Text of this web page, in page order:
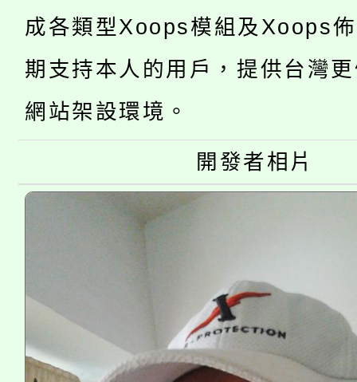
車」活動
桃園市115學年度學生
生本土語及新住民語歌
公告本校115學年度第
代理(課)教師甄選結果(
公告本校115學年度第
代理(課)教師甄選結果(
轉知中國文化大學推廣
《TA101》溝通分析基
程，歡迎學生輔導中心
系所師生報名參加。
轉知苗栗縣政府辦理
縣市「校園短影音徵
門員」簡章及活動海報
踴躍報名參加。
成各類型Xoops模組及Xoops
期支持本人的用戶，提供台灣
網站架設環境。
開發者相片